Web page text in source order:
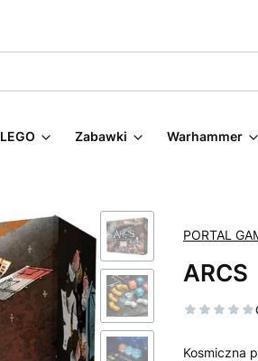
LEGO Zabawki Warhammer
PORTAL
ARCS
Kosmiczna